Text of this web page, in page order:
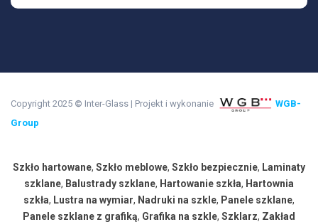
Copyright 2025 © Inter-Glass Projekt i wykonanie
WGB-
Group
Szkło hartowane, Szkło meblowe, Szkło bezpiecznie, Laminaty
szklane, Balustrady szklane, Hartowanie szkła, Hartownia
szkła, Lustra na wymiar, Nadruki na szkle, Panele szklane,
Panele szklane z grafiką, Grafika na szkle, Szklarz, Zakład